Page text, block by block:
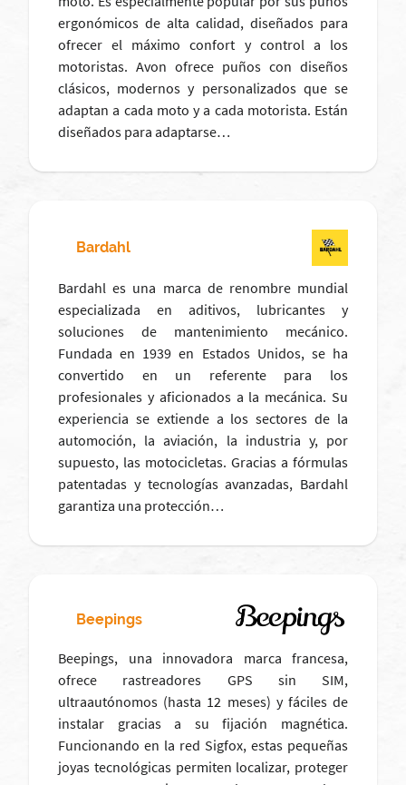
ergonómicos de alta calidad, diseñados para
ofrecer el máximo confort y control a los
motoristas. Avon ofrece puños con diseños
clásicos, modernos y personalizados que se
adaptan a cada moto y a cada motorista. Están
diseñados para adaptarse…
Bardahl
Bardahl es una marca de renombre mundial
especializada en aditivos, lubricantes y
soluciones de mantenimiento mecánico.
Fundada en 1939 en Estados Unidos, se ha
convertido en un referente para los
profesionales y aficionados a la mecánica. Su
experiencia se extiende a los sectores de la
automoción, la aviación, la industria y, por
supuesto, las motocicletas. Gracias a fórmulas
patentadas y tecnologías avanzadas, Bardahl
garantiza una protección…
Beepings
Beepings, una innovadora marca francesa,
ofrece rastreadores GPS sin SIM,
ultraautónomos (hasta 12 meses) y fáciles de
instalar gracias a su fijación magnética.
Funcionando en la red Sigfox, estas pequeñas
joyas tecnológicas permiten localizar, proteger